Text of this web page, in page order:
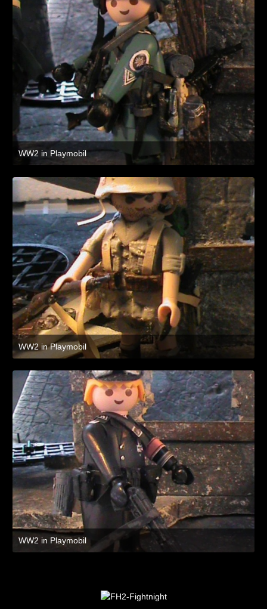
WW2 in Playmobil
8. Juli 2021 um 19:47
WW2 in Playmobil
8. Juli 2021 um 19:47
WW2 in Playmobil
8. Juli 2021 um 19:47